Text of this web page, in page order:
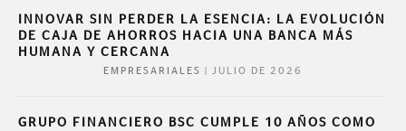
INNOVAR SIN PERDER LA ESENCIA: LA EVOLUCIÓN
DE CAJA DE AHORROS HACIA UNA BANCA MÁS
HUMANA Y CERCANA
EMPRESARIALES JULIO DE 2026
GRUPO FINANCIERO BSC CUMPLE 10 AÑOS COMO